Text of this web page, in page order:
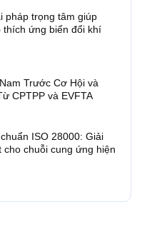
pháp trọng tâm giúp
thích ứng biến đổi khí
Trước Cơ Hội và
CPTPP và EVFTA
ISO 28000: Giải
cho chuỗi cung ứng hiện